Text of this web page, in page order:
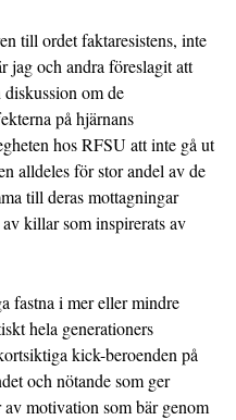
till ordet faktaresistens, inte
jag och andra föreslagit att
diskussion om de
på hjärnans
hos RFSU att inte gå ut
alldeles för stor andel av de
till deras mottagningar
killar som inspirerats av
fastna i mer eller mindre
hela generationers
kick-beroenden på
och nötande som ger
motivation som bär genom